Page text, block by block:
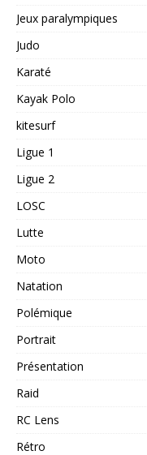
Jeux paralympiques
Judo
Karaté
Kayak Polo
kitesurf
Ligue 1
Ligue 2
LOSC
Lutte
Moto
Natation
Polémique
Portrait
Présentation
Raid
RC Lens
Rétro